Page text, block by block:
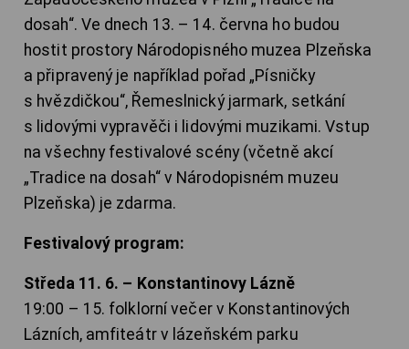
dosah“. Ve dnech 13. – 14. června ho budou
hostit prostory Národopisného muzea Plzeňska
a připravený je například pořad „Písničky
s hvězdičkou“, Řemeslnický jarmark, setkání
s lidovými vypravěči i lidovými muzikami. Vstup
na všechny festivalové scény (včetně akcí
„Tradice na dosah“ v Národopisném muzeu
Plzeňska) je zdarma.
Festivalový program:
Středa 11. 6. – Konstantinovy Lázně
19:00 – 15. folklorní večer v Konstantinových
Lázních, amfiteátr v lázeňském parku